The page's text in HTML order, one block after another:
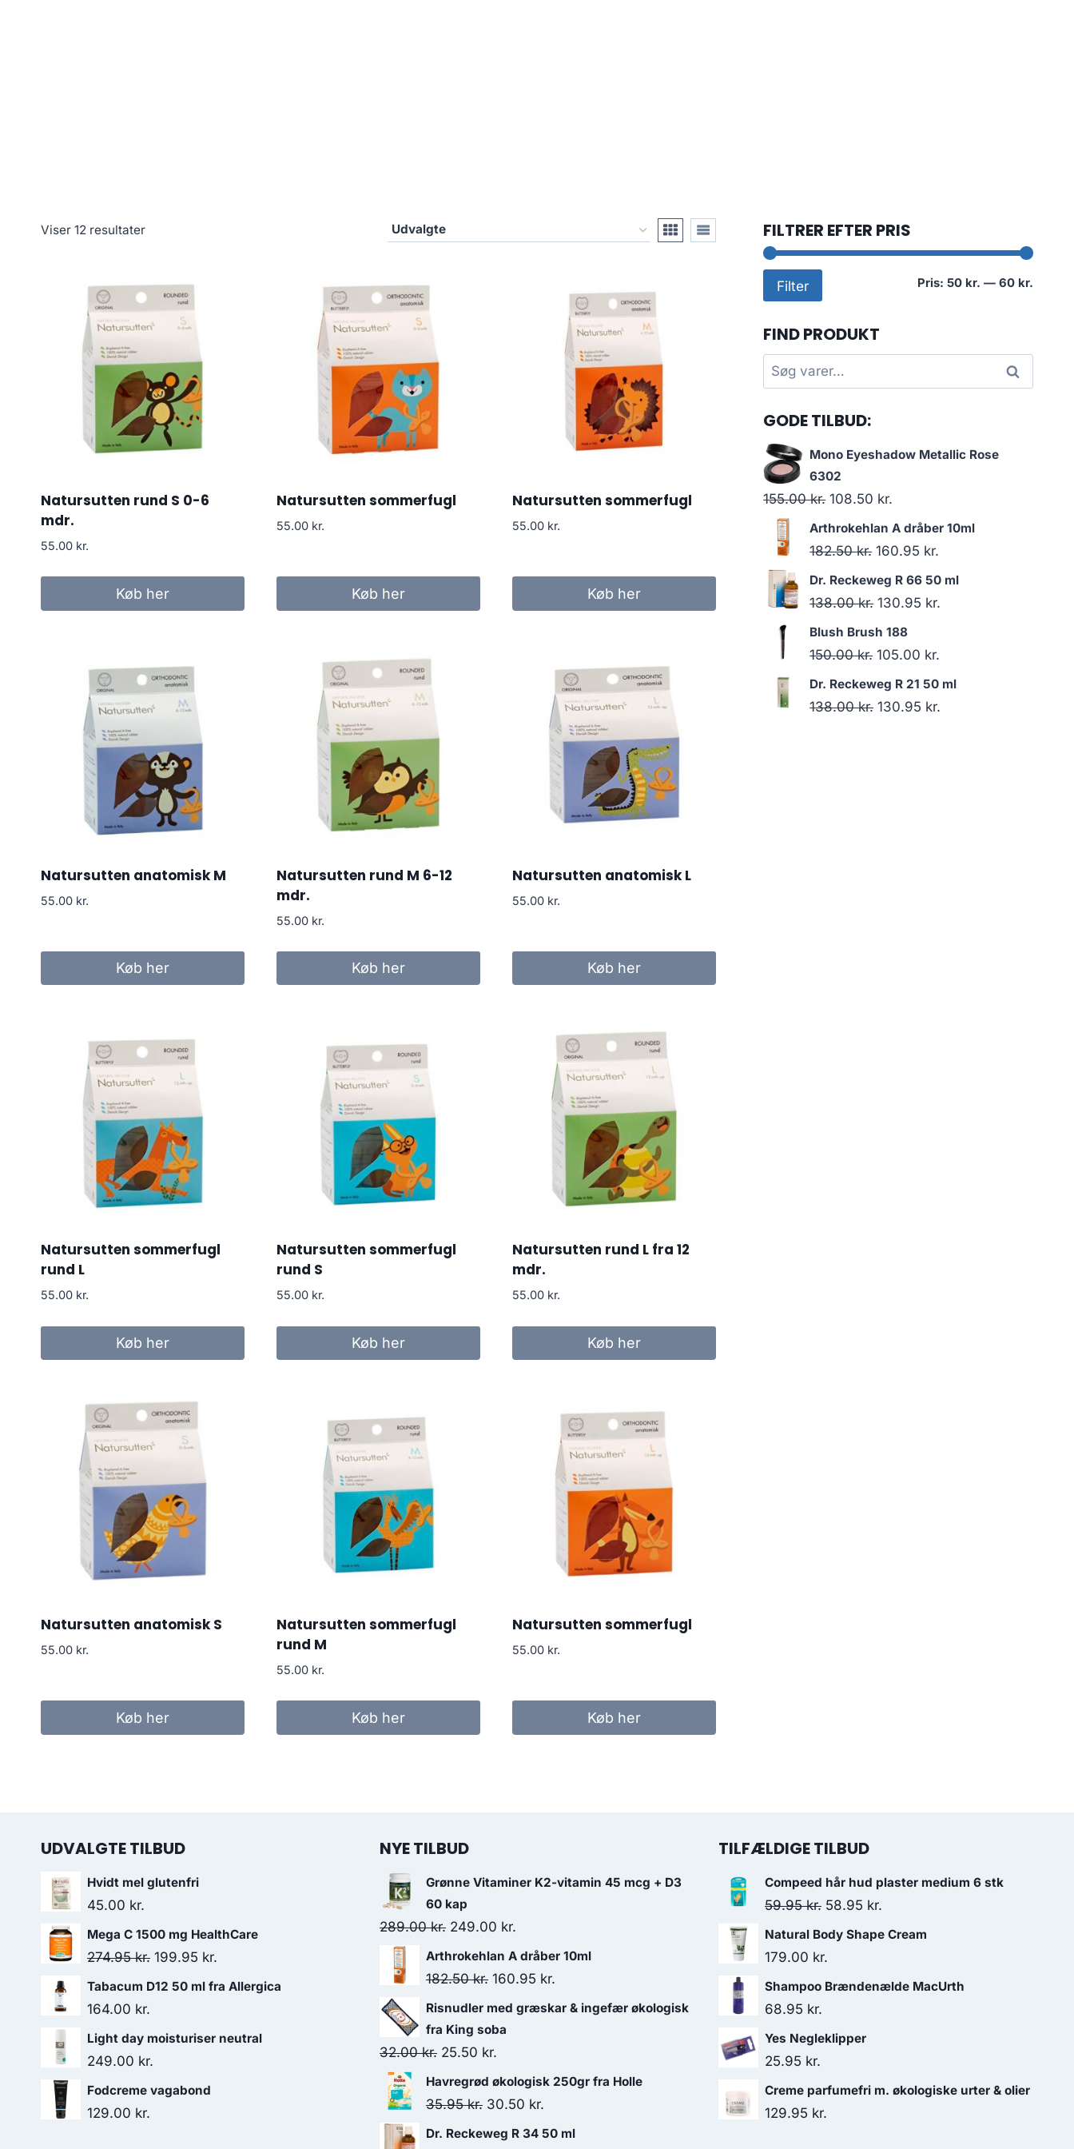
Viser 12 resultater
Natursutten rund S 0-6
mdr.
55.00 kr.
Køb her
Natursutten sommerfugl
55.00 kr.
Køb her
Natursutten sommerfugl
55.00 kr.
Køb her
Natursutten anatomisk M
55.00 kr.
Køb her
Natursutten rund M 6-12
mdr.
55.00 kr.
Køb her
Natursutten anatomisk L
55.00 kr.
Køb her
Natursutten sommerfugl
rund L
55.00 kr.
Køb her
Natursutten sommerfugl
rund S
55.00 kr.
Køb her
Natursutten rund L fra 12
mdr.
55.00 kr.
Køb her
Natursutten anatomisk S
55.00 kr.
Køb her
Natursutten sommerfugl
rund M
55.00 kr.
Køb her
Natursutten sommerfugl
55.00 kr.
Køb her
FILTRER EFTER PRIS
Filter Pris: 50 kr. — 60 kr.
FIND PRODUKT
Søg
efter:
Søg
GODE TILBUD:
Mono Eyeshadow Metallic Rose
6302
155.00kr. Den
oprindelige
pris
155.00 kr..
108.50 kr.
aktuelle
pris
108.50 kr..
Arthrokehlan A dråber 10ml
182.50kr. Den
oprindelige
pris
182.50 kr..
160.95 kr.
aktuelle
Dr. Reckeweg R 66 50 ml
138.00kr. Den
oprindelige
pris
138.00 kr..
130.95 kr.
Blush Brush 188
150.00kr. Den
oprindelige
pris
105.00 kr.
aktuelle
Dr. Reckeweg R 21 50 ml
138.00kr. Den
130.95 kr.
UDVALGTE TILBUD
Hvidt mel glutenfri
45.00 kr.
Mega C 1500 mg HealthCare
274.95kr. Den
oprindelige
199.95 kr.
aktuelle
Tabacum D12 50 ml fra Allergica
164.00 kr.
Light day moisturiser neutral
249.00 kr.
Fodcreme vagabond
129.00 kr.
NYE TILBUD
Grønne Vitaminer K2-vitamin 45 mcg + D3
60 kap
289.00kr. Den
oprindelige
pris
289.00 kr..
249.00 kr.
aktuelle
pris
Arthrokehlan A dråber 10ml
182.50kr. Den
oprindelige
pris
var:
182.50 kr..
160.95 kr.
aktuelle
160.95 kr..
Risnudler med græskar & ingefær økologisk
fra King soba
32.00kr. Den
oprindelige
pris
25.50 kr.
aktuelle
pris
Havregrød økologisk 250gr fra Holle
35.95kr. Den
oprindelige
30.50 kr.
aktuelle
Dr. Reckeweg R 34 50 ml
TILFÆLDIGE TILBUD
Compeed hår hud plaster medium 6 stk
59.95kr. Den
oprindelige
58.95 kr.
aktuelle
Natural Body Shape Cream
179.00 kr.
Shampoo Brændenælde MacUrth
68.95 kr.
Yes Negleklipper
25.95 kr.
Creme parfumefri m. økologiske urter & olier
129.95 kr.